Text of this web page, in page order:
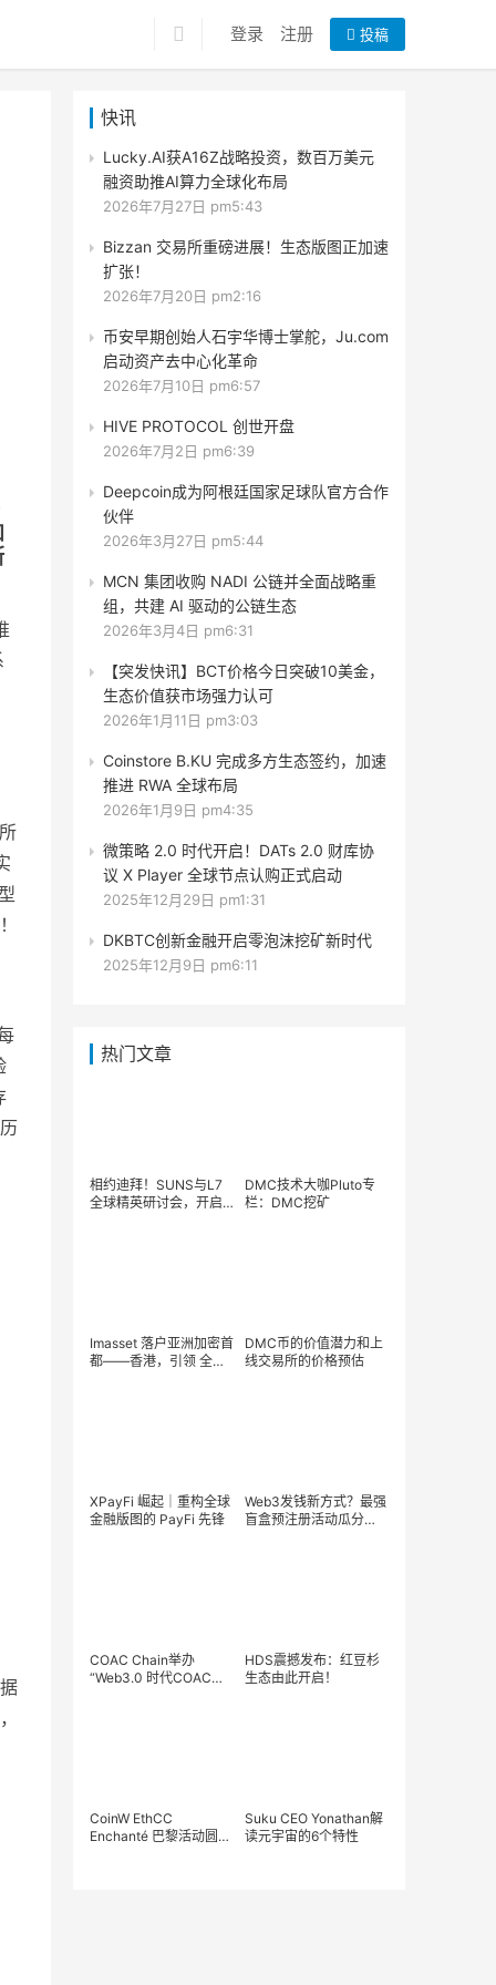
登录 注册 投稿
快讯
Lucky.AI获A16Z战略投资，数百万美元
融资助推AI算力全球化布局
2026年7月27日 pm5:43
Bizzan 交易所重磅进展！生态版图正加速
扩张！
2026年7月20日 pm2:16
币安早期创始人石宇华博士掌舵，Ju.com
启动资产去中心化革命
2026年7月10日 pm6:57
HIVE PROTOCOL 创世开盘
2026年7月2日 pm6:39
Deepcoin成为阿根廷国家足球队官方合作
伙伴
2026年3月27日 pm5:44
MCN 集团收购 NADI 公链并全面战略重
组，共建 AI 驱动的公链生态
2026年3月4日 pm6:31
【突发快讯】BCT价格今日突破10美金，
生态价值获市场强力认可
2026年1月11日 pm3:03
Coinstore B.KU 完成多方生态签约，加速
推进 RWA 全球布局
2026年1月9日 pm4:35
微策略 2.0 时代开启！DATs 2.0 财库协
议 X Player 全球节点认购正式启动
2025年12月29日 pm1:31
DKBTC创新金融开启零泡沫挖矿新时代
2025年12月9日 pm6:11
热门文章
相约迪拜！SUNS与L7
全球精英研讨会，开启
DMC技术大咖Pluto专
栏：DMC挖矿
Imasset 落户亚洲加密首
都——香港，引领 全球
DMC币的价值潜力和上
线交易所的价格预估
XPayFi 崛起｜重构全球
金融版图的 PayFi 先锋
Web3发钱新方式？最强
盲盒预注册活动瓜分
COAC Chain举办
“Web3.0 时代COAC
HDS震撼发布：红豆杉
生态由此开启！
CoinW EthCC
Enchanté 巴黎活动圆满
Suku CEO Yonathan解
读元宇宙的6个特性